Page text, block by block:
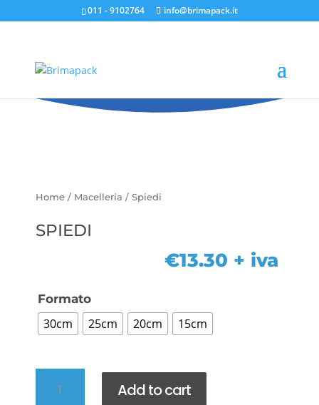
011 - 9102764 info@brimapack.it
Home / Macelleria / Spiedi
SPIEDI
€13.30 + iva
Formato
30cm 25cm 20cm 15cm
quantity
Add to cart